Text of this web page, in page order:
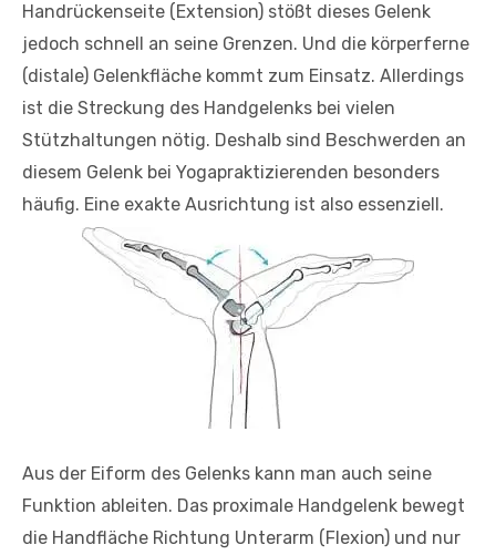
Handrückenseite (Extension) stößt dieses Gelenk
jedoch schnell an seine Grenzen. Und die körperferne
(distale) Gelenkfläche kommt zum Einsatz. Allerdings
ist die Streckung des Handgelenks bei vielen
Stützhaltungen nötig. Deshalb sind Beschwerden an
diesem Gelenk bei Yogapraktizierenden besonders
häufig. Eine exakte Ausrichtung ist also essenziell.
Aus der Eiform des Gelenks kann man auch seine
Funktion ableiten. Das proximale Handgelenk bewegt
die Handfläche Richtung Unterarm (Flexion) und nur